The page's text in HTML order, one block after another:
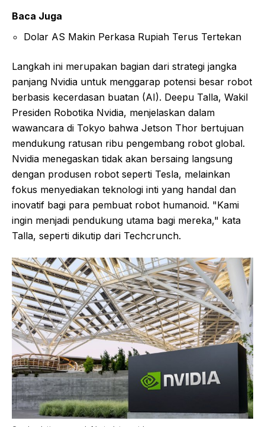
Baca Juga
Dolar AS Makin Perkasa Rupiah Terus Tertekan
Langkah ini merupakan bagian dari strategi jangka
panjang Nvidia untuk menggarap potensi besar robot
berbasis kecerdasan buatan (AI). Deepu Talla, Wakil
Presiden Robotika Nvidia, menjelaskan dalam
wawancara di Tokyo bahwa Jetson Thor bertujuan
mendukung ratusan ribu pengembang robot global.
Nvidia menegaskan tidak akan bersaing langsung
dengan produsen robot seperti Tesla, melainkan
fokus menyediakan teknologi inti yang handal dan
inovatif bagi para pembuat robot humanoid. "Kami
ingin menjadi pendukung utama bagi mereka," kata
Talla, seperti dikutip dari Techcrunch.